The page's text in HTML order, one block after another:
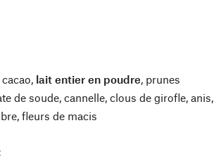
lait entier en poudre, prunes
de soude, cannelle, clous de girofle, anis,
fleurs de macis